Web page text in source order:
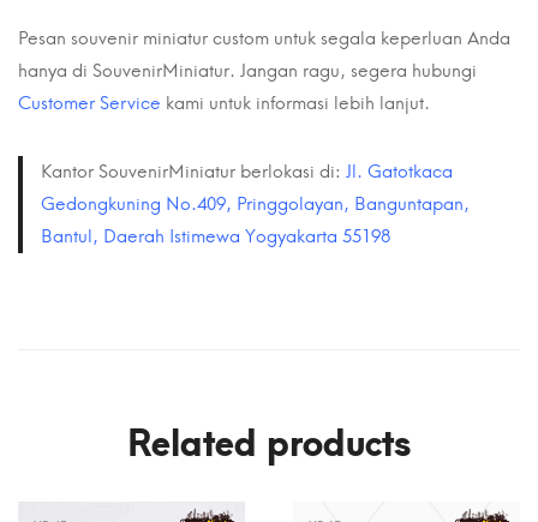
Pesan souvenir miniatur custom untuk segala keperluan Anda
hanya di SouvenirMiniatur. Jangan ragu, segera hubungi
Customer Service kami untuk informasi lebih lanjut.
Kantor SouvenirMiniatur berlokasi di: Jl. Gatotkaca
Gedongkuning No.409, Pringgolayan, Banguntapan,
Bantul, Daerah Istimewa Yogyakarta 55198
Related products